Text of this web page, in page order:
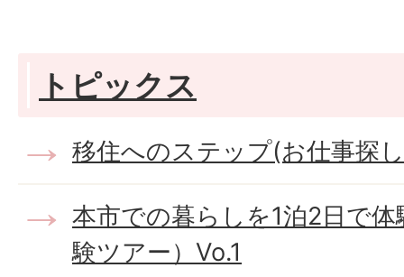
トピックス
移住へのステップ(お仕事探
本市での暮らしを1泊2日で
験ツアー）Vo.1